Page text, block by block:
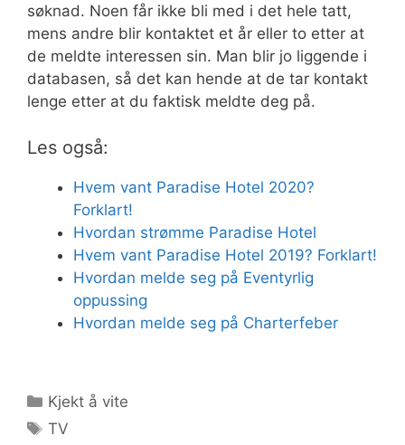
søknad. Noen får ikke bli med i det hele tatt,
mens andre blir kontaktet et år eller to etter at
de meldte interessen sin. Man blir jo liggende i
databasen, så det kan hende at de tar kontakt
lenge etter at du faktisk meldte deg på.
Les også:
Hvem vant Paradise Hotel 2020?
Forklart!
Hvordan strømme Paradise Hotel
Hvem vant Paradise Hotel 2019? Forklart!
Hvordan melde seg på Eventyrlig
oppussing
Hvordan melde seg på Charterfeber
Kategorier
Kjekt å vite
Stikkord
TV